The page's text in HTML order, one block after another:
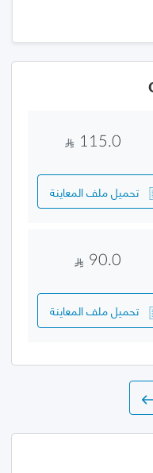
115.0
تحميل ملف المعاينة
90.0
تحميل ملف المعاينة